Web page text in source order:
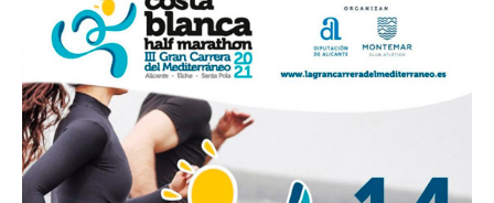
balear
TERRACOR,
reciente
Premio
a
los
mejores
productos